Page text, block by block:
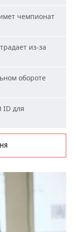
чемпионат
из-за
обороте
ID для